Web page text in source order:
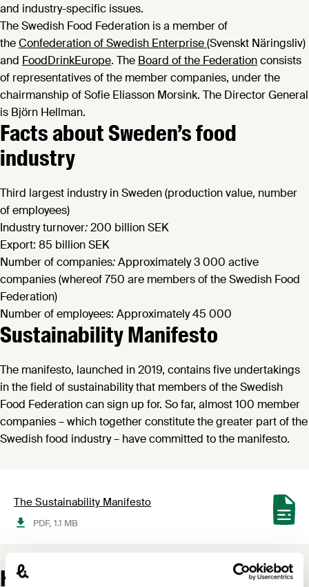
and industry-specific issues.
The Swedish Food Federation is a member of
theConfederation of Swedish Enterprise(Svenskt Näringsliv)
and FoodDrinkEurope. The Board of the Federationconsists
of representatives of the member companies, under the
chairmanship of Sofie Eliasson Morsink. The Director General
is Björn Hellman.
Facts about Sweden’s food
industry
Third largest industry in Sweden (production value, number
of employees)
Industry turnover:200 billion SEK
Export: 85 billion SEK
Number of companies:Approximately 3 000 active
companies (whereof 750 are members of the Swedish Food
Federation)
Number of employees: Approximately 45 000
Sustainability Manifesto
The manifesto, launched in 2019, contains five undertakings
in the field of sustainability that members of the Swedish
Food Federation can sign up for. So far, almost 100 member
companies – which together constitute the greater part of the
Swedish food industry – have committed to the manifesto.
The Sustainability Manifesto
PDF, 1.1 MB
How we work to improve public